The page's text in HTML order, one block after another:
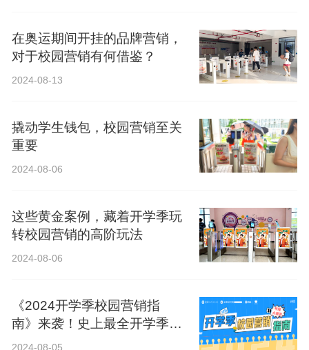
在奥运期间开挂的品牌营销，
对于校园营销有何借鉴？
2024-08-13
撬动学生钱包，校园营销至关
重要
2024-08-06
这些黄金案例，藏着开学季玩
转校园营销的高阶玩法
2024-08-06
《2024开学季校园营销指
南》来袭！史上最全开学季营
销攻略！
2024-08-05